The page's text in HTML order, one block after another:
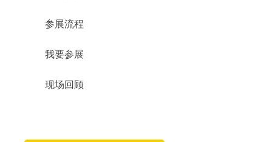
参展流程
我要参展
现场回顾